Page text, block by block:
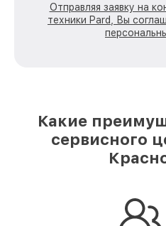
Отправляя заявку на
техники Pard, Вы
Какие
сервисного